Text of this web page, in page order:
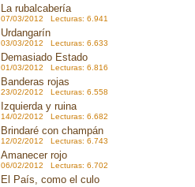
La rubalcabería
07/03/2012 Lecturas: 6.941
Urdangarín
03/03/2012 Lecturas: 6.633
Demasiado Estado
01/03/2012 Lecturas: 6.816
Banderas rojas
23/02/2012 Lecturas: 6.558
Izquierda y ruina
14/02/2012 Lecturas: 6.682
Brindaré con champán
12/02/2012 Lecturas: 6.743
Amanecer rojo
06/02/2012 Lecturas: 6.702
El País, como el culo